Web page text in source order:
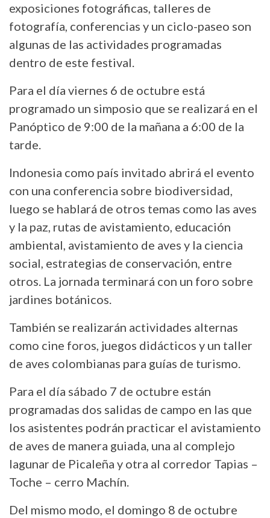
exposiciones fotográficas, talleres de
fotografía, conferencias y un ciclo-paseo son
algunas de las actividades programadas
dentro de este festival.
Para el día viernes 6 de octubre está
programado un simposio que se realizará en el
Panóptico de 9:00 de la mañana a 6:00 de la
tarde.
Indonesia como país invitado abrirá el evento
con una conferencia sobre biodiversidad,
luego se hablará de otros temas como las aves
y la paz, rutas de avistamiento, educación
ambiental, avistamiento de aves y la ciencia
social, estrategias de conservación, entre
otros. La jornada terminará con un foro sobre
jardines botánicos.
También se realizarán actividades alternas
como cine foros, juegos didácticos y un taller
de aves colombianas para guías de turismo.
Para el día sábado 7 de octubre están
programadas dos salidas de campo en las que
los asistentes podrán practicar el avistamiento
de aves de manera guiada, una al complejo
lagunar de Picaleña y otra al corredor Tapias –
Toche – cerro Machín.
Del mismo modo, el domingo 8 de octubre